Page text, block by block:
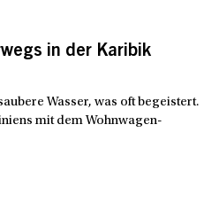
in der Karibik
Wasser, was oft begeistert.
mit dem Wohnwagen-